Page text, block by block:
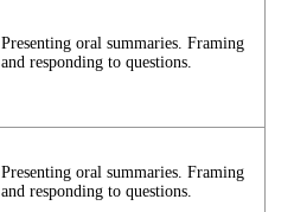
Presenting oral summaries. Framing
and responding to questions.
Presenting oral summaries. Framing
and responding to questions.